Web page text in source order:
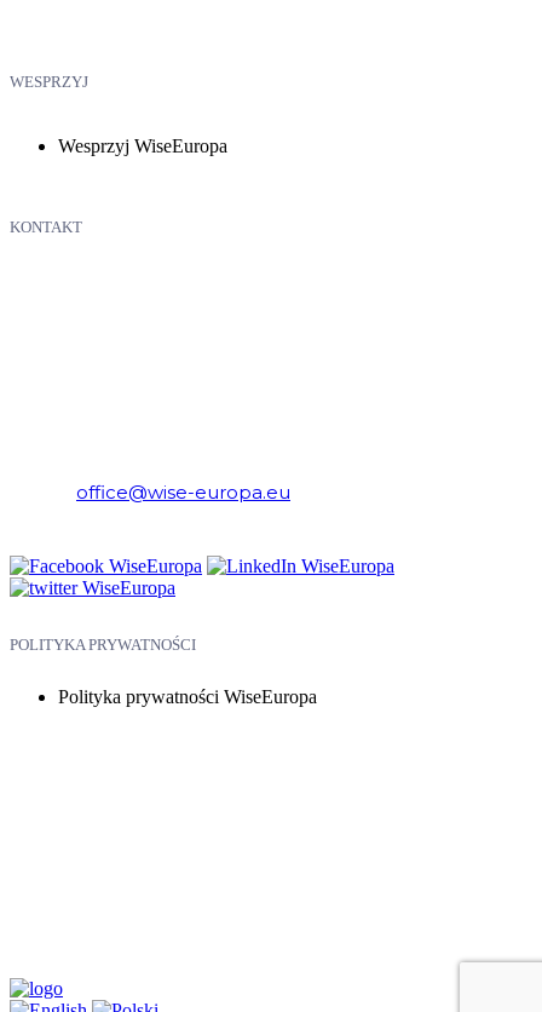
WESPRZYJ
Wesprzyj WiseEuropa
KONTAKT
office@wise-europa.eu
POLITYKA PRYWATNOŚCI
Polityka prywatności WiseEuropa